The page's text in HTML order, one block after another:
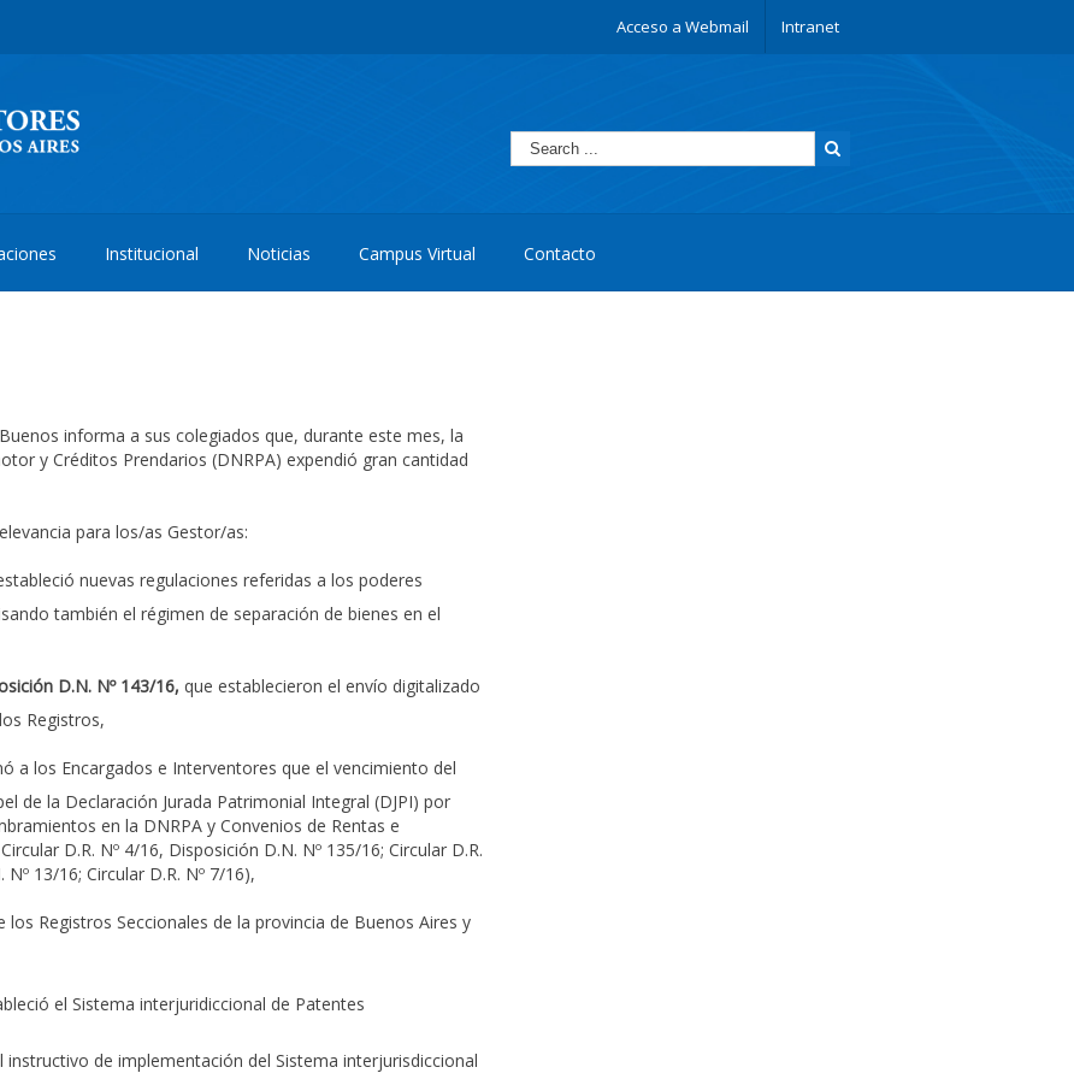
Acceso a Webmail Intranet
Institucional Noticias Campus Virtual Contacto
informa a sus colegiados que, durante este mes, la
y Créditos Prendarios (DNRPA) expendió gran cantidad
para los/as Gestor/as:
nuevas regulaciones referidas a los poderes
también el régimen de separación de bienes en el
D.N. Nº 143/16, que establecieron el envío digitalizado
Registros,
a los Encargados e Interventores que el vencimiento del
de la Declaración Jurada Patrimonial Integral (DJPI) por
en la DNRPA y Convenios de Rentas e
D.R. Nº 4/16, Disposición D.N. Nº 135/16; Circular D.R.
Nº 13/16; Circular D.R. Nº 7/16),
los Registros Seccionales de la provincia de Buenos Aires y
el Sistema interjuridiccional de Patentes
instructivo de implementación del Sistema interjurisdiccional